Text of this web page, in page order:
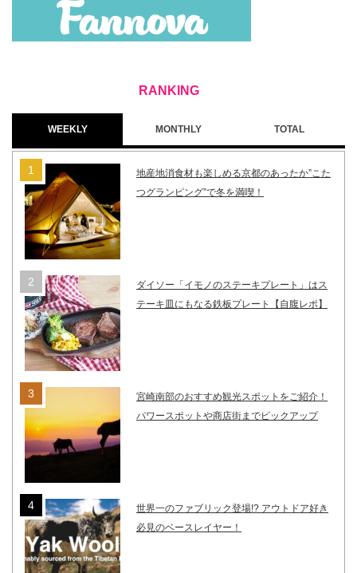
WEEKLY MONTHLY TOTAL
地産地消食材も楽しめる京都のあったか”こた
つグランピング”で冬を満喫！
ダイソー「イモノのステーキプレート」はス
テーキ皿にもなる鉄板プレート【自腹レポ】
宮崎南部のおすすめ観光スポットをご紹介！
パワースポットや商店街までピックアップ
世界一のファブリック登場!? アウトドア好き
必見のベースレイヤー！